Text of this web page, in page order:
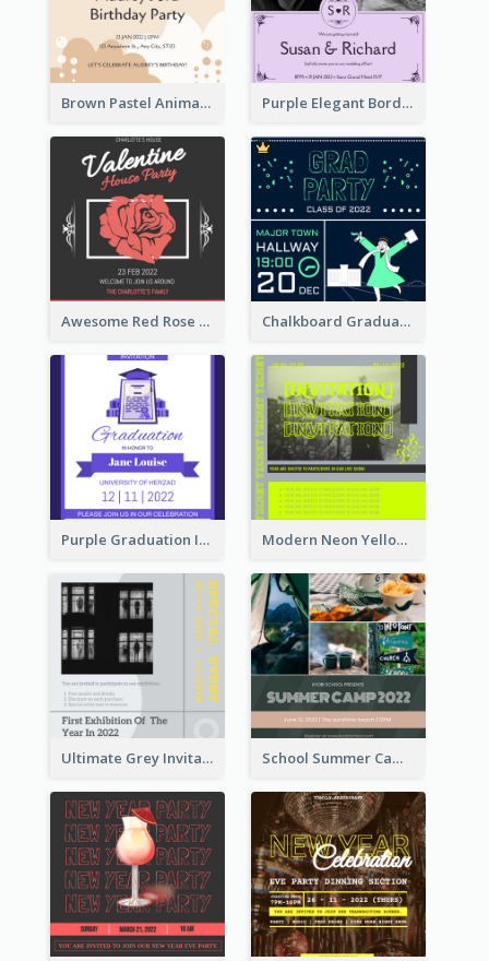
Brown Pastel Animals Cartoon Baby Birthday Invitation Purple Elegant Border With Photo Wedding Invitation
Awesome Red Rose Valentine Celebration Invitation Chalkboard Graduation Party Invitation
Purple Graduation Invitation Modern Neon Yellow Live Band Invitation Design Idea
Ultimate Grey Invitation Design Template School Summer Camp Invitation